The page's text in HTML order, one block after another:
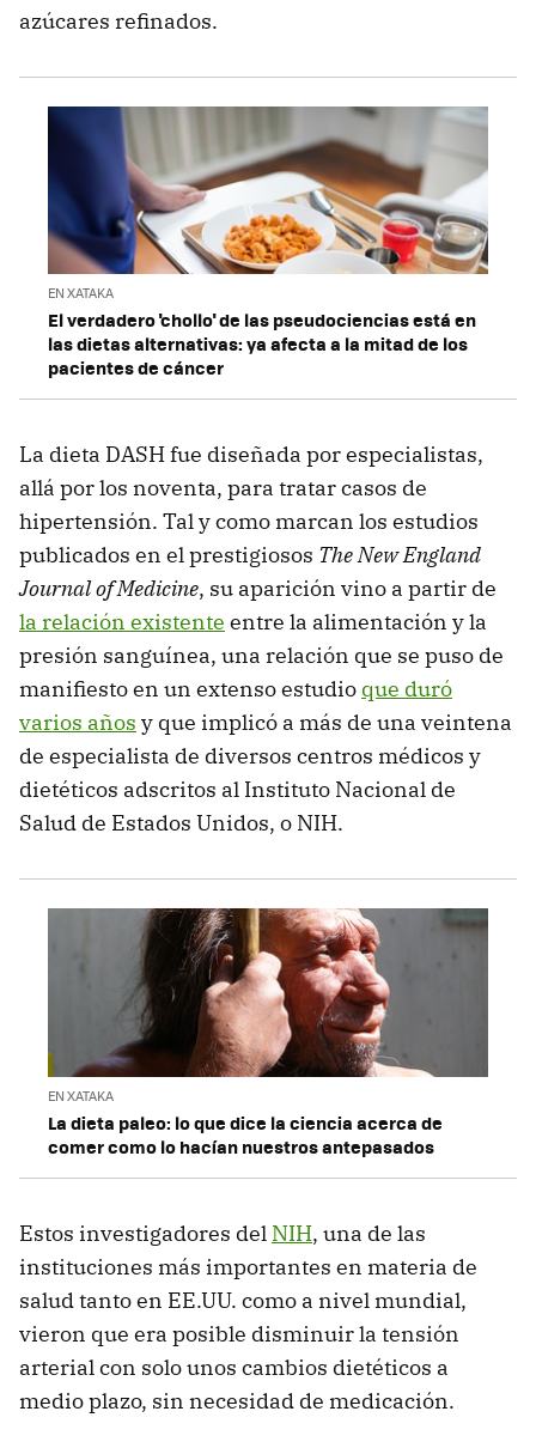
azúcares refinados.
EN XATAKA
El verdadero 'chollo' de las pseudociencias está en
las dietas alternativas: ya afecta a la mitad de los
pacientes de cáncer
La dieta DASH fue diseñada por especialistas,
allá por los noventa, para tratar casos de
hipertensión. Tal y como marcan los estudios
publicados en el prestigiosos The New England
Journal of Medicine, su aparición vino a partir de
la relación existente entre la alimentación y la
presión sanguínea, una relación que se puso de
manifiesto en un extenso estudio que duró
varios años y que implicó a más de una veintena
de especialista de diversos centros médicos y
dietéticos adscritos al Instituto Nacional de
Salud de Estados Unidos, o NIH.
EN XATAKA
La dieta paleo: lo que dice la ciencia acerca de
comer como lo hacían nuestros antepasados
Estos investigadores del NIH, una de las
instituciones más importantes en materia de
salud tanto en EE.UU. como a nivel mundial,
vieron que era posible disminuir la tensión
arterial con solo unos cambios dietéticos a
medio plazo, sin necesidad de medicación.